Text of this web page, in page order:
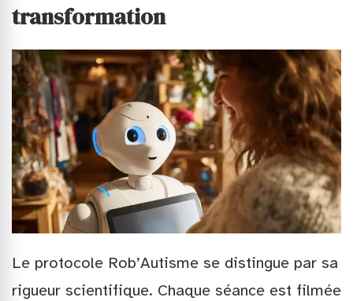
transformation
Le protocole Rob’Autisme se distingue par sa
rigueur scientifique. Chaque séance est filmée